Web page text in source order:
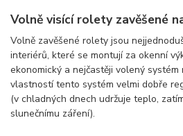
Volně visící rolety zavěšené
Volně zavěšené rolety jsou
interiérů, které se montují za okenní
ekonomický a nejčastěji volený systém
vlastností tento systém velmi dobře
(v chladných dnech udržuje teplo,
slunečnímu záření).